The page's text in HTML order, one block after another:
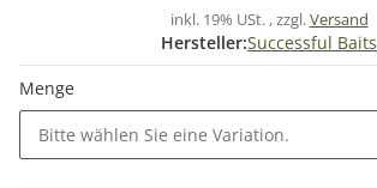
inkl. 19% USt. , zzgl.Versand
Hersteller:Successful Baits
Menge
Bitte wählen Sie eine Variation.